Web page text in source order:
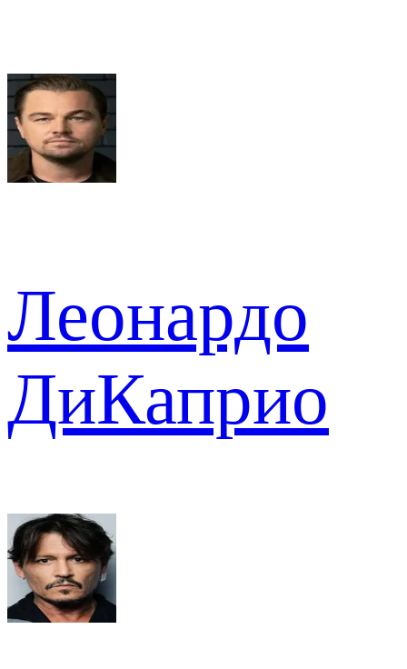
Леонардо
ДиКаприо